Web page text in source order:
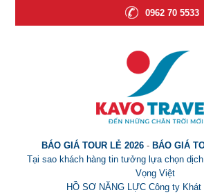
0962 70 5533
BÁO GIÁ TOUR LẺ 2026 - BÁO GIÁ
Tại sao khách hàng tin tưởng lựa chọn
Vọng Việt
HỒ SƠ NĂNG LỰC Công ty Khát